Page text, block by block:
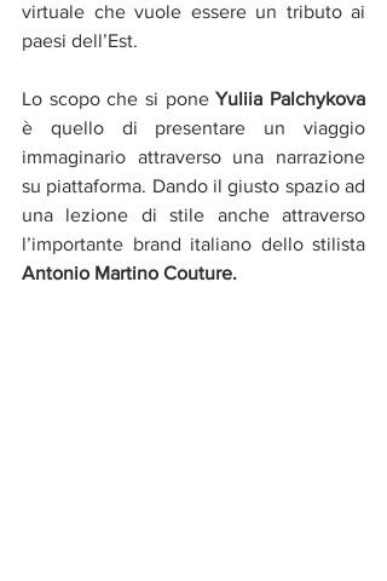
virtuale che vuole essere un tributo ai
paesi dell’Est.
Lo scopo che si pone Yuliia Palchykova
è quello di presentare un viaggio
immaginario attraverso una narrazione
su piattaforma. Dando il giusto spazio ad
una lezione di stile anche attraverso
Antonio Martino Couture.